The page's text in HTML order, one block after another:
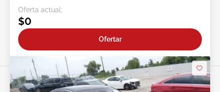
Oferta actual:
$0
Ofertar